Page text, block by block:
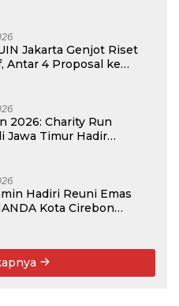
Jakarta Genjot Riset
Antar 4 Proposal ke
2026: Charity Run
Jawa Timur Hadir
Hadiri Reuni Emas
Kota Cirebon